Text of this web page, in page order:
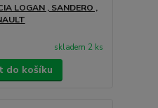
LOGAN , SANDERO ,
skladem 2 ks
do košíku